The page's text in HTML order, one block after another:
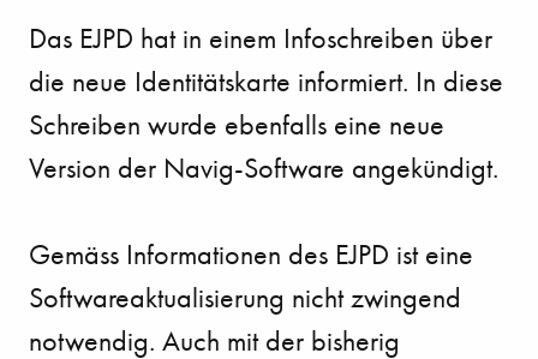
Das EJPD hat in einem Infoschreiben über
die neue Identitätskarte informiert. In diese
Schreiben wurde ebenfalls eine neue
Version der Navig-Software angekündigt.
Gemäss Informationen des EJPD ist eine
Softwareaktualisierung nicht zwingend
notwendig. Auch mit der bisherig